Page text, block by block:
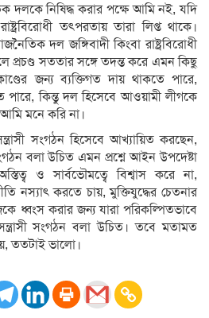
দলকে নিষিদ্ধ করার পক্ষে আমি নই, যদি
তৎপরতায় তারা লিপ্ত থাকে।
দল জঙ্গিবাদী কিংবা রাষ্ট্রবিরোধী
প্রচণ্ড সততার সঙ্গে তদন্ত করে এমন কিছু
জন্য ব্যক্তিগত দায় থাকতে পারে,
পারে, কিন্তু দল হিসেবে আওয়ামী লীগকে
মনে করি না।
সংগঠন হিসেবে আখ্যায়িত করছেন,
বলা উচিত এমন প্রশ্নে আইন উপদেষ্টা
ও সার্বভৌমত্বে বিশ্বাস করে না,
নস্যাৎ করতে চায়, মুক্তিযুদ্ধের চেতনার
ধ্বংস করার জন্য যারা পরিকল্পিতভাবে
সংগঠন বলা উচিত। তবে মতামত
ততটাই ভালো।